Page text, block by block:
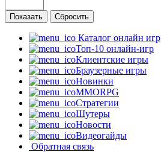
Каталог онлайн игр
Топ-10 онлайн-игр
Клиентские игры
Браузерные игры
Новинки
MMORPG
Стратегии
Шутеры
Новости
Видеогайды
Обратная связь